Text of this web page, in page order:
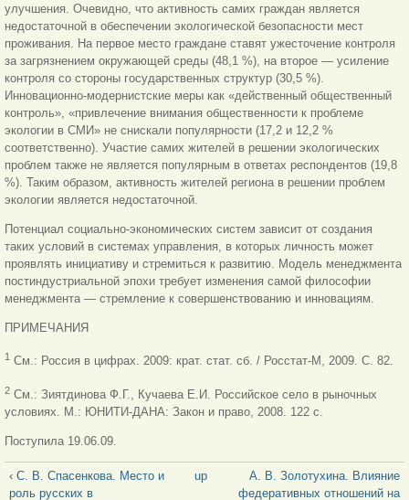
улучшения. Очевидно, что активность самих граждан является
недостаточной в обеспечении экологической безопасности мест
проживания. На первое место граждане ставят ужесточение контроля
за загрязнением окружающей среды (48,1 %), на второе — усиление
контроля со стороны государственных структур (30,5 %).
Инновационно-модернистские меры как «действенный общественный
контроль», «привлечение внимания общественности к проблеме
экологии в СМИ» не снискали популярности (17,2 и 12,2 %
соответственно). Участие самих жителей в решении экологических
проблем также не является популярным в ответах респондентов (19,8
%). Таким образом, активность жителей региона в решении проблем
экологии является недостаточной.
Потенциал социально-экономических систем зависит от создания
таких условий в системах управления, в которых личность может
проявлять инициативу и стремиться к развитию. Модель менеджмента
постиндустриальной эпохи требует изменения самой философии
менеджмента — стремление к совершенствованию и инновациям.
ПРИМЕЧАНИЯ
1 См.: Россия в цифрах. 2009: крат. стат. сб. / Росстат-М, 2009. С. 82.
2 См.: Зиятдинова Ф.Г., Кучаева Е.И. Российское село в рыночных
условиях. М.: ЮНИТИ-ДАНА: Закон и право, 2008. 122 с.
Поступила 19.06.09.
‹ С. В. Спасенкова. Место и
роль русских в
up
А. В. Золотухина. Влияние
федеративных отношений на